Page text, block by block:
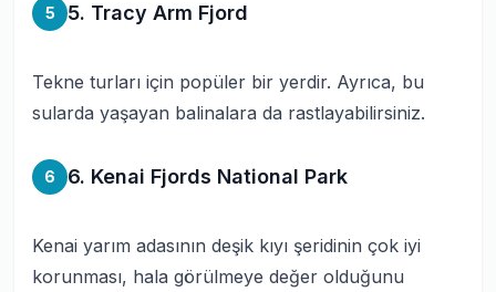
5 5. Tracy Arm Fjord
Tekne turları için popüler bir yerdir. Ayrıca, bu
sularda yaşayan balinalara da rastlayabilirsiniz.
6 6. Kenai Fjords National Park
Kenai yarım adasının deşik kıyı şeridinin çok iyi
korunması, hala görülmeye değer olduğunu